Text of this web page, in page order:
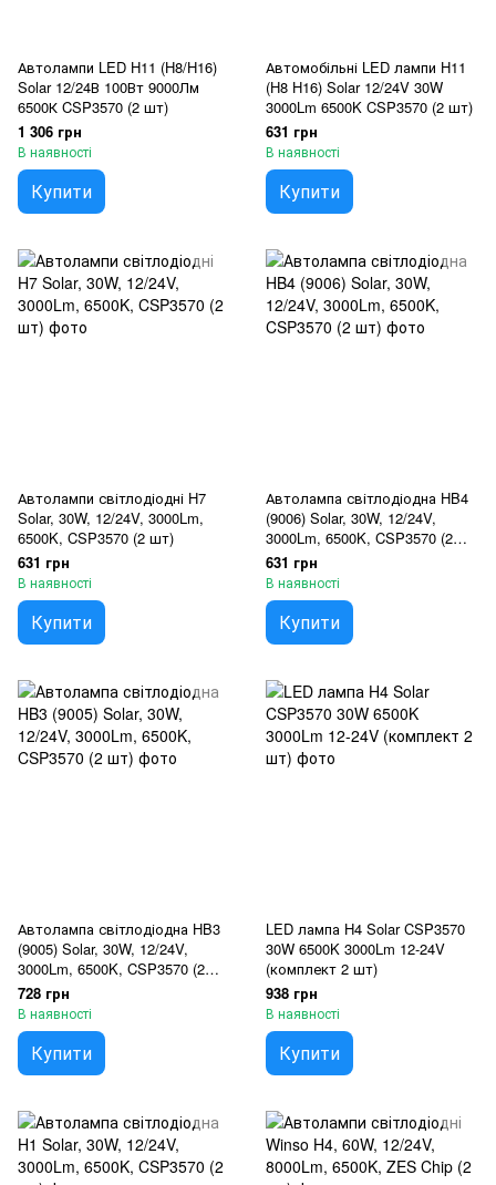
Автолампи LED H11 (H8/H16)
Solar 12/24В 100Вт 9000Лм
6500К CSP3570 (2 шт)
1 306 грн
В наявності
Купити
Автомобільні LED лампи H11
(H8 H16) Solar 12/24V 30W
3000Lm 6500K CSP3570 (2 шт)
631 грн
В наявності
Купити
Автолампи світлодіодні H7
Solar, 30W, 12/24V, 3000Lm,
6500K, CSP3570 (2 шт)
631 грн
В наявності
Купити
Автолампа світлодіодна HB4
(9006) Solar, 30W, 12/24V,
3000Lm, 6500K, CSP3570 (2
шт)
631 грн
В наявності
Купити
Автолампа світлодіодна HB3
(9005) Solar, 30W, 12/24V,
3000Lm, 6500K, CSP3570 (2
шт)
728 грн
В наявності
Купити
LED лампа H4 Solar CSP3570
30W 6500K 3000Lm 12-24V
(комплект 2 шт)
938 грн
В наявності
Купити